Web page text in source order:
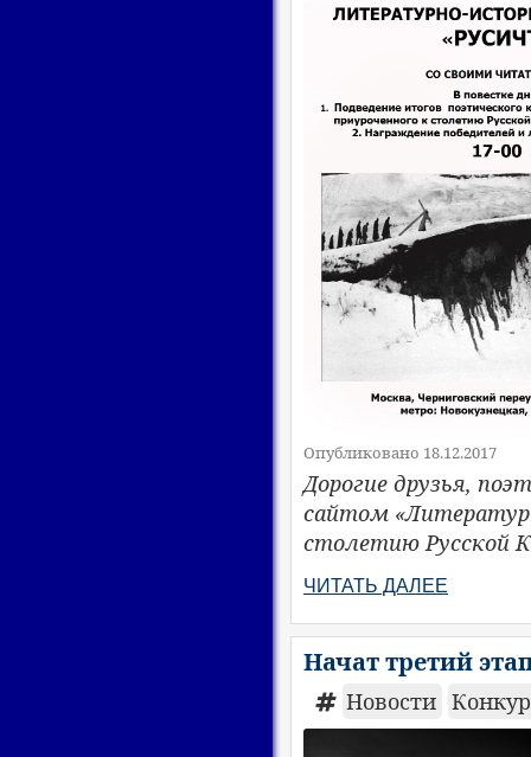
Опубликовано 18.12.2017
Дорогие друзья,
сайтом
столетию Русской
ЧИТАТЬ ДАЛЕЕ
Начат третий
Новости